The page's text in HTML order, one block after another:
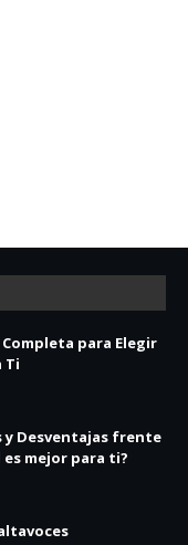
para Elegir
Ti
y Desventajas frente
es mejor para ti?